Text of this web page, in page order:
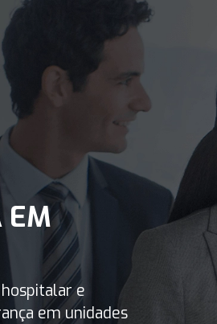
EM
e
em unidades